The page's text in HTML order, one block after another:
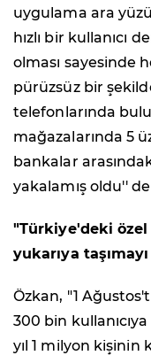
uygulama ara
hızlı bir kullanıcı
olması sayesinde
pürüzsüz bir
telefonlarında
mağazalarında 5
bankalar
yakalamış oldu''
"Türkiye'deki
yukarıya
Özkan, "1
300 bin
yıl 1 milyon kişinin